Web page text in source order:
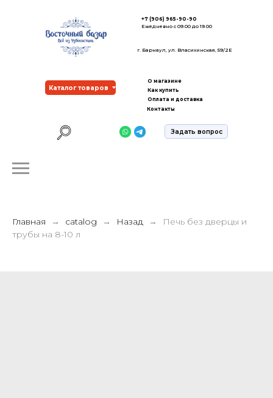
+7 (906) 965-90-90
Ежедневно с 09.00 до 19.00
г. Барнаул, ул. Власихинская, 59/2Е
Каталог товаров
Задать вопрос
О магазине
Как купить
Оплата и доставка
Контакты
Главная catalog Назад
Печь без дверцы и
трубы на 8-10 л